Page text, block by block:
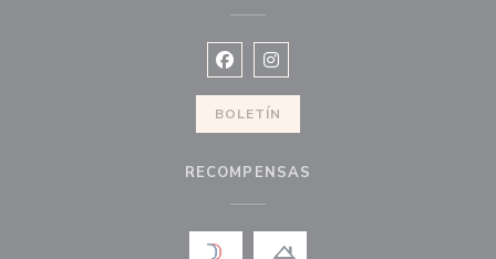
Facebook ((abre en una nueva
Instagram ((abre en una
BOLETÍN
RECOMPENSAS